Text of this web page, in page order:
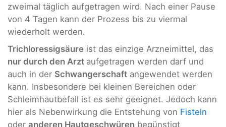
zweimal täglich aufgetragen wird. Nach einer Pause
von 4 Tagen kann der Prozess bis zu viermal
wiederholt werden.
Trichloressigsäure ist das einzige Arzneimittel, das
nur durch den Arzt aufgetragen werden darf und
auch in der Schwangerschaft angewendet werden
kann. Insbesondere bei kleinen Bereichen oder
Schleimhautbefall ist es sehr geeignet. Jedoch kann
hier als Nebenwirkung die Entstehung von Fisteln
oder anderen Hautgeschwüren begünstigt